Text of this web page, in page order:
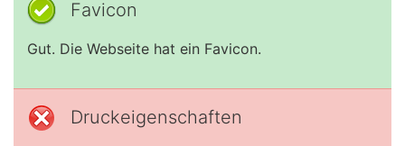
Favicon
Gut. Die Webseite hat ein Favicon.
Druckeigenschaften